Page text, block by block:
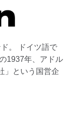
。 ドイツ語で
1937年、アドル
」という国営企